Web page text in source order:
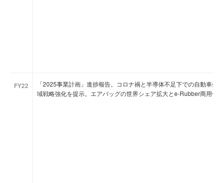
FY22
「2025事業計画」進捗報告。コロナ禍と半導体不足下での自動車
域戦略強化を提示。エアバッグの世界シェア拡大とe-Rubber商用化